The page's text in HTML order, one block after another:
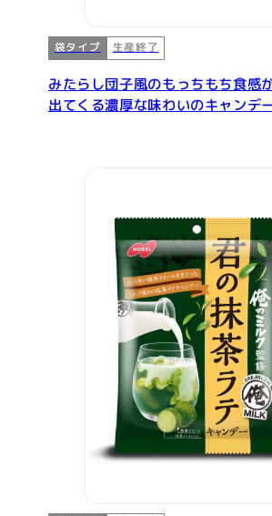
袋タイプ 生産終了
みたらし団子風のもっちもち食感
出てくる濃厚な味わいのキャンデ